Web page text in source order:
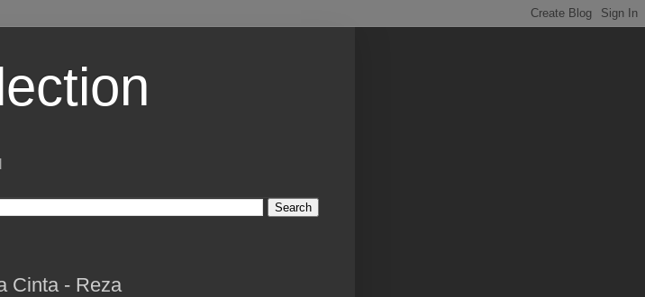
Cinta - Reza